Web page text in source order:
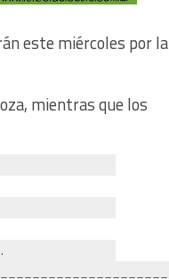
este miércoles por la
mientras que los